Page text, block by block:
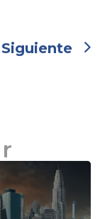
Siguiente